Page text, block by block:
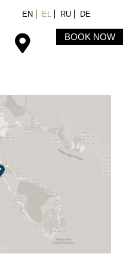
EN EL RU DE
BOOK NOW